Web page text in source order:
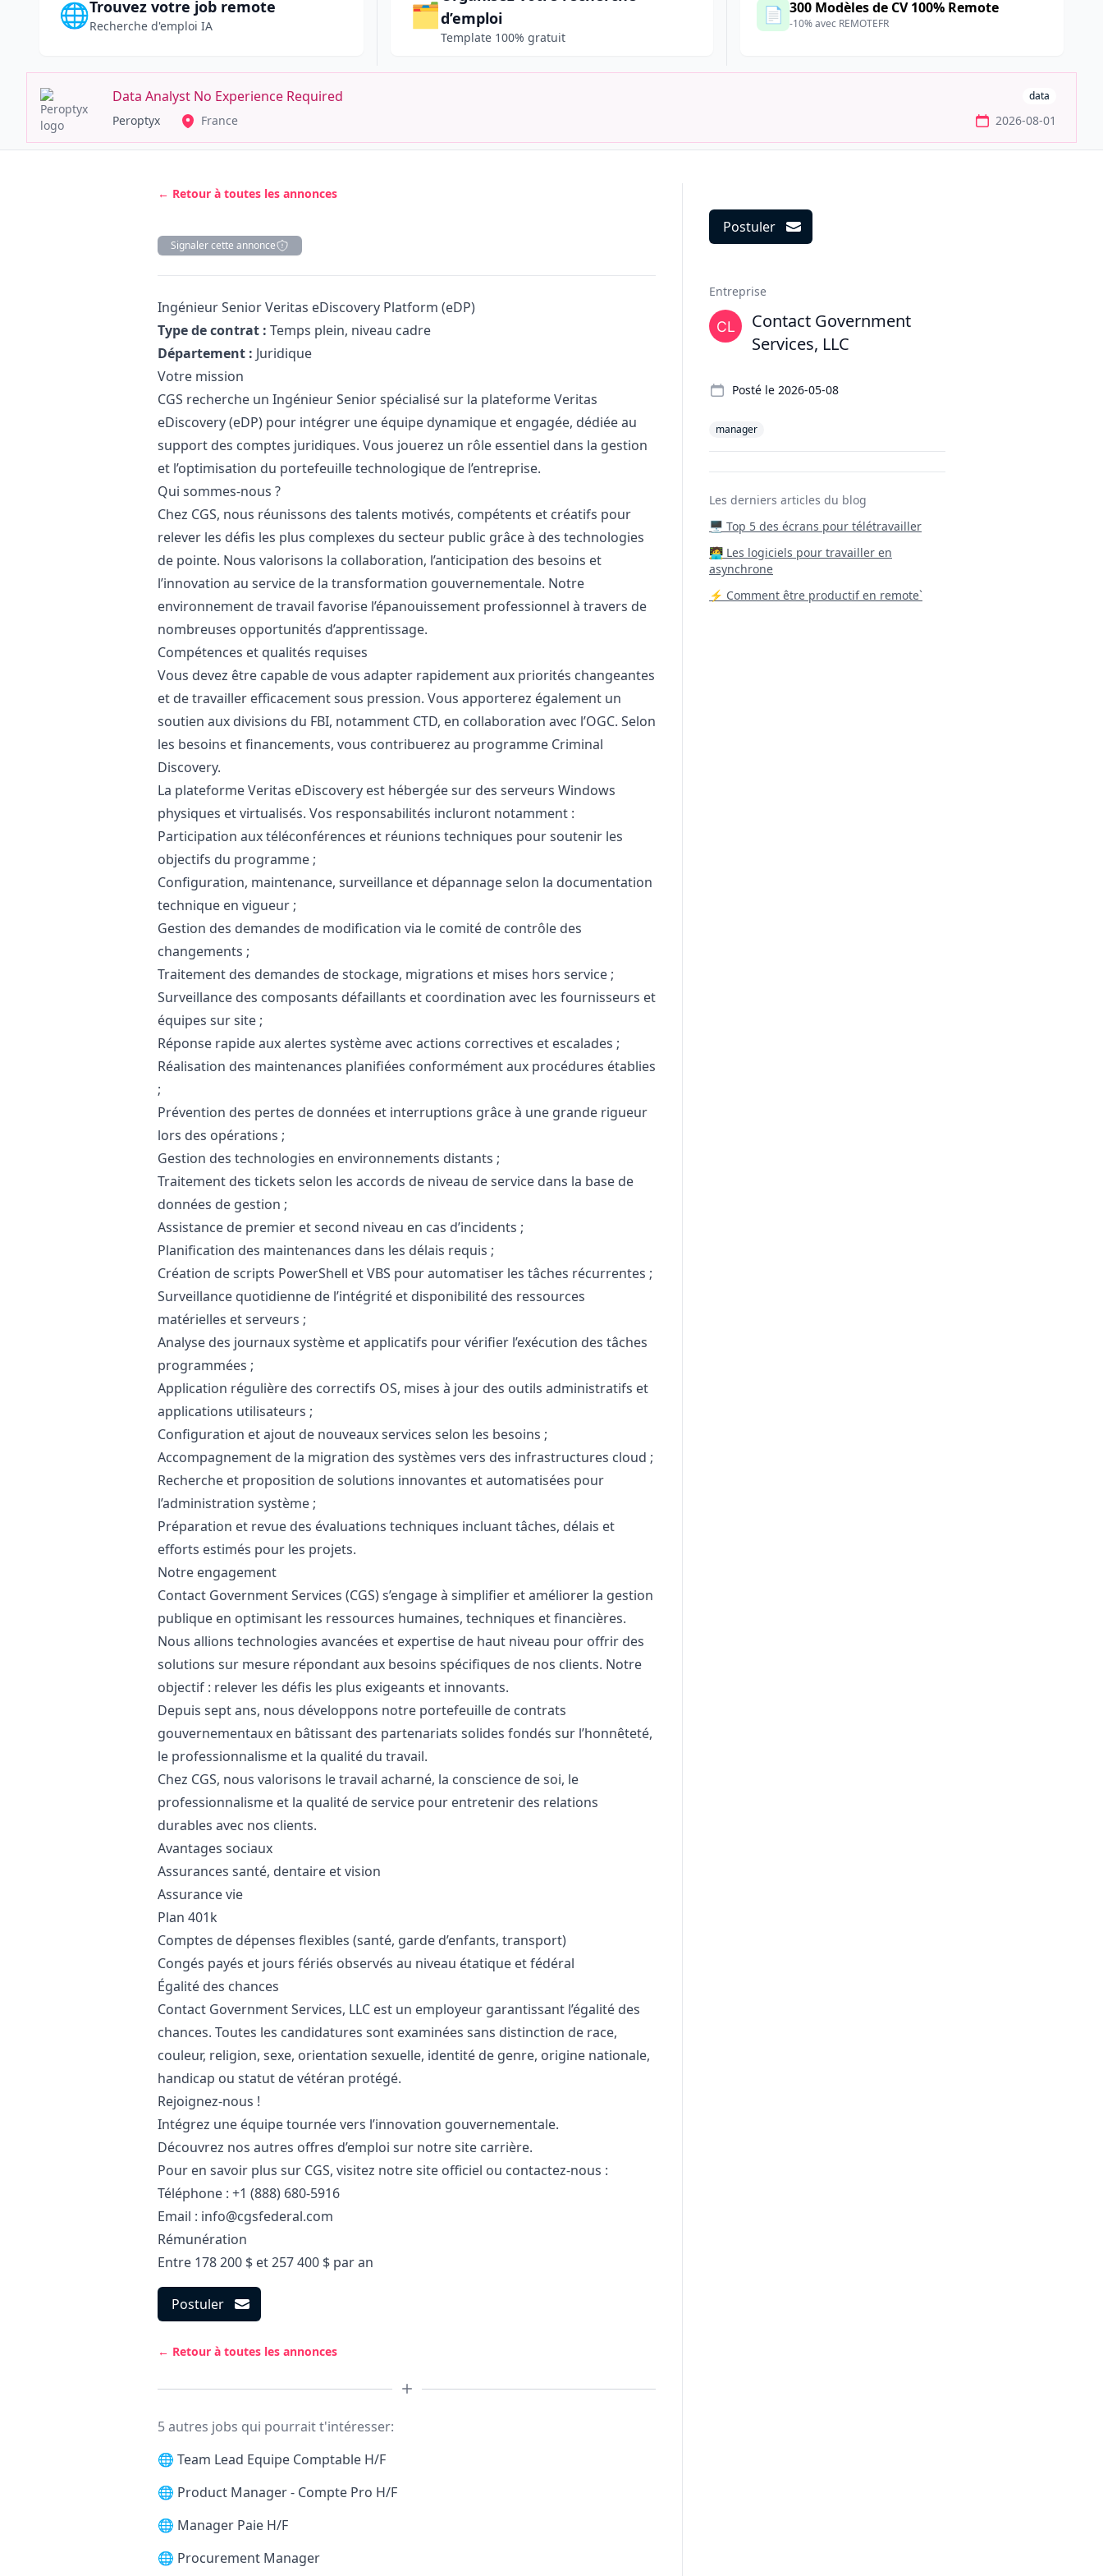
🌐Trouvez votre job remote
Recherche d'emploi IA 🗂️d’emploi
Template 100% gratuit
📄 300 Modèles de CV 100% Remote
-10% avec REMOTEFR
Data Analyst No Experience Required data
Peroptyx France 2026-08-01
← Retour à toutes les annonces
Signaler cette annonce
Description
Ingénieur Senior Veritas eDiscovery Platform (eDP)
Type de contrat : Temps plein, niveau cadre
Département : Juridique
Votre mission
CGS recherche un Ingénieur Senior spécialisé sur la plateforme Veritas
eDiscovery (eDP) pour intégrer une équipe dynamique et engagée, dédiée au
support des comptes juridiques. Vous jouerez un rôle essentiel dans la gestion
et l’optimisation du portefeuille technologique de l’entreprise.
Qui sommes-nous ?
Chez CGS, nous réunissons des talents motivés, compétents et créatifs pour
relever les défis les plus complexes du secteur public grâce à des technologies
de pointe. Nous valorisons la collaboration, l’anticipation des besoins et
l’innovation au service de la transformation gouvernementale. Notre
environnement de travail favorise l’épanouissement professionnel à travers de
nombreuses opportunités d’apprentissage.
Compétences et qualités requises
Vous devez être capable de vous adapter rapidement aux priorités changeantes
et de travailler efficacement sous pression. Vous apporterez également un
soutien aux divisions du FBI, notamment CTD, en collaboration avec l’OGC. Selon
les besoins et financements, vous contribuerez au programme Criminal
Discovery.
La plateforme Veritas eDiscovery est hébergée sur des serveurs Windows
physiques et virtualisés. Vos responsabilités incluront notamment :
Participation aux téléconférences et réunions techniques pour soutenir les
objectifs du programme ;
Configuration, maintenance, surveillance et dépannage selon la documentation
technique en vigueur ;
Gestion des demandes de modification via le comité de contrôle des
changements ;
Traitement des demandes de stockage, migrations et mises hors service ;
Surveillance des composants défaillants et coordination avec les fournisseurs et
équipes sur site ;
Réponse rapide aux alertes système avec actions correctives et escalades ;
Réalisation des maintenances planifiées conformément aux procédures établies
;
Prévention des pertes de données et interruptions grâce à une grande rigueur
lors des opérations ;
Gestion des technologies en environnements distants ;
Traitement des tickets selon les accords de niveau de service dans la base de
données de gestion ;
Assistance de premier et second niveau en cas d’incidents ;
Planification des maintenances dans les délais requis ;
Création de scripts PowerShell et VBS pour automatiser les tâches récurrentes ;
Surveillance quotidienne de l’intégrité et disponibilité des ressources
matérielles et serveurs ;
Analyse des journaux système et applicatifs pour vérifier l’exécution des tâches
programmées ;
Application régulière des correctifs OS, mises à jour des outils administratifs et
applications utilisateurs ;
Configuration et ajout de nouveaux services selon les besoins ;
Accompagnement de la migration des systèmes vers des infrastructures cloud ;
Recherche et proposition de solutions innovantes et automatisées pour
l’administration système ;
Préparation et revue des évaluations techniques incluant tâches, délais et
efforts estimés pour les projets.
Notre engagement
Contact Government Services (CGS) s’engage à simplifier et améliorer la gestion
publique en optimisant les ressources humaines, techniques et financières.
Nous allions technologies avancées et expertise de haut niveau pour offrir des
solutions sur mesure répondant aux besoins spécifiques de nos clients. Notre
objectif : relever les défis les plus exigeants et innovants.
Depuis sept ans, nous développons notre portefeuille de contrats
gouvernementaux en bâtissant des partenariats solides fondés sur l’honnêteté,
le professionnalisme et la qualité du travail.
Chez CGS, nous valorisons le travail acharné, la conscience de soi, le
professionnalisme et la qualité de service pour entretenir des relations
durables avec nos clients.
Avantages sociaux
Assurances santé, dentaire et vision
Assurance vie
Plan 401k
Comptes de dépenses flexibles (santé, garde d’enfants, transport)
Congés payés et jours fériés observés au niveau étatique et fédéral
Égalité des chances
Contact Government Services, LLC est un employeur garantissant l’égalité des
chances. Toutes les candidatures sont examinées sans distinction de race,
couleur, religion, sexe, orientation sexuelle, identité de genre, origine nationale,
handicap ou statut de vétéran protégé.
Rejoignez-nous !
Intégrez une équipe tournée vers l’innovation gouvernementale.
Découvrez nos autres offres d’emploi sur notresite carrière.
Pour en savoir plus sur CGS, visitez notre site officiel ou contactez-nous :
Téléphone : +1 (888) 680-5916
Email : info@cgsfederal.com
Rémunération
Entre 178 200 $ et 257 400 $ par an
Postuler
← Retour à toutes les annonces
5 autres jobs qui pourrait t'intéresser:
🌐 Team Lead Equipe Comptable H/F
🌐 Product Manager - Compte Pro H/F
🌐 Manager Paie H/F
🌐 Procurement Manager
Postuler
Entreprise
Contact Government
Services, LLC
Posté le 2026-05-08
manager
Les derniers articles du blog
🖥️ Top 5 des écrans pour télétravailler
‍🧑‍💻 Les logiciels pour travailler en
asynchrone
⚡ Comment être productif en remote`